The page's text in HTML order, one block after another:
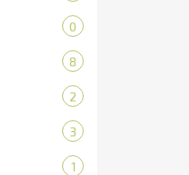
0
8
2
3
1